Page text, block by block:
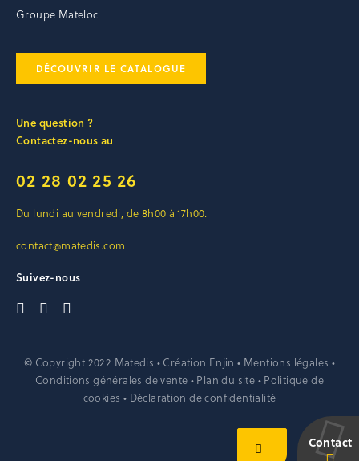
Groupe Mateloc
DÉCOUVRIR LE CATALOGUE
Une question ?
Contactez-nous au
02 28 02 25 26
Du lundi au vendredi, de 8h00 à 17h00.
contact@matedis.com
Suivez-nous
© Copyright 2022 Matedis • Création Enjin • Mentions légales •
Conditions générales de vente • Plan du site • Politique de
cookies • Déclaration de confidentialité
Contact